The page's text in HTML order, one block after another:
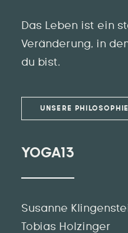
Das Leben ist ein
Veränderung, in
du bist.
UNSERE PHILOSOPHIE
YOGA13
Susanne
Tobias Holzinger